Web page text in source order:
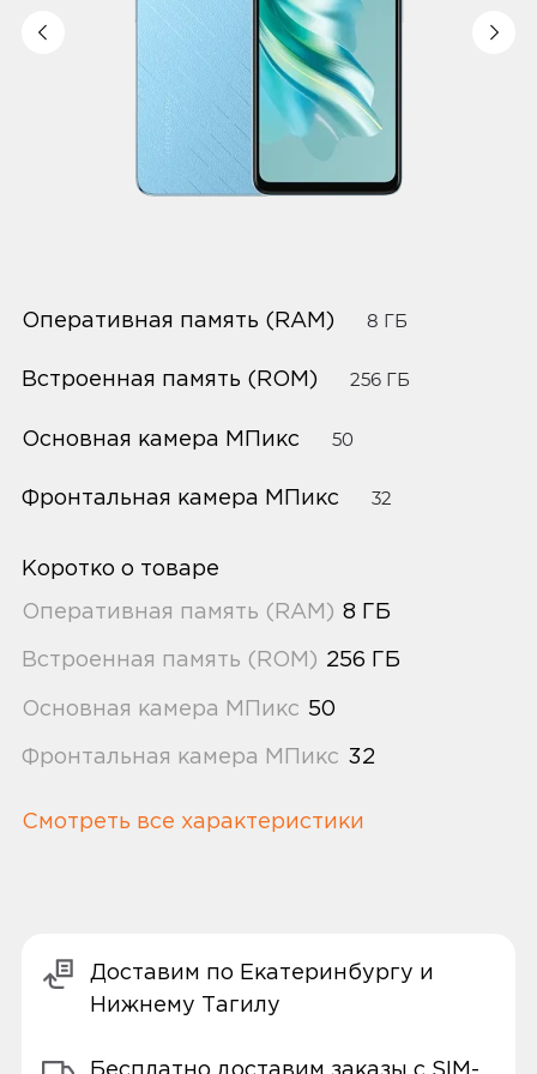
Оперативная память (RAM) 8 ГБ
Встроенная память (ROM) 256 ГБ
Основная камера МПикс 50
Фронтальная камера МПикс 32
Коротко о товаре
Оперативная память (RAM) 8 ГБ
Встроенная память (ROM) 256 ГБ
Основная камера МПикс 50
Фронтальная камера МПикс 32
Смотреть все характеристики
Доставим по Екатеринбургу и
Нижнему Тагилу